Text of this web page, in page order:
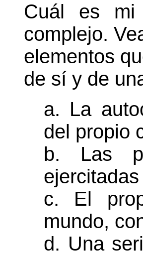
Cuál es mi
complejo.
elementos
de sí y de
a. La
del propio
b. Las
c. El
mundo,
d. Una